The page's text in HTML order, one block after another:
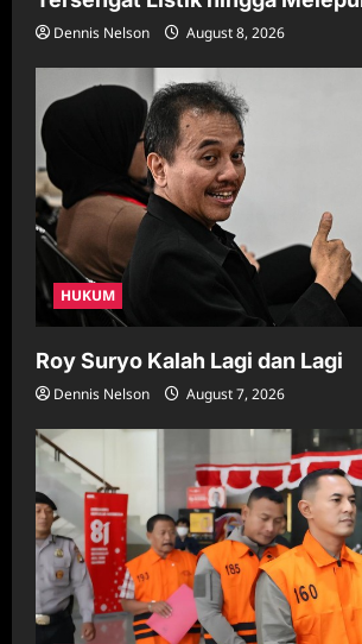
Dennis Nelson August 8, 2026
HUKUM
Roy Suryo Kalah Lagi dan Lagi
Dennis Nelson August 7, 2026